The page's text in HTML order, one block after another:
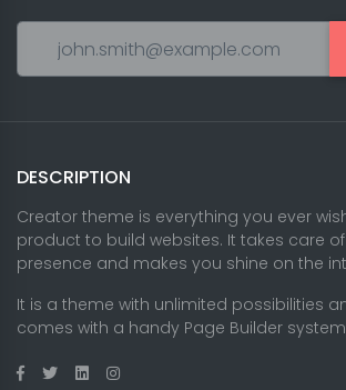
DESCRIPTION
Creator theme is everything you ever
product to build websites. It takes care
presence and makes you shine on the
It is a theme with unlimited possibilities
comes with a handy Page Builder